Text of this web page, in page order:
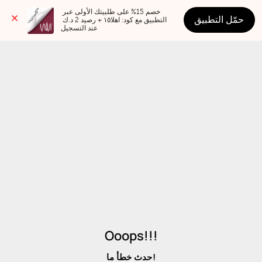
عند التسجيل
حمّل التطبيق
Ooops!!!
حدث خطأ ما!